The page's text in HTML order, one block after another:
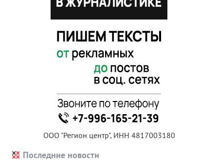
ООО "Регион центр", ИНН 4817003180
Последние новости